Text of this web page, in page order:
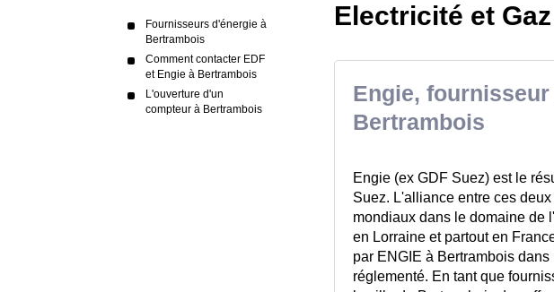
Fournisseurs d'énergie à
Bertrambois
Comment contacter EDF
et Engie à Bertrambois
L'ouverture d'un
compteur à Bertrambois
Electricité et
Engie,
Bertrambois
Engie (ex GDF Suez) est le
Suez. L'alliance entre ces
mondiaux dans le domaine de
en Lorraine et partout en
par ENGIE à Bertrambois
réglementé. En tant que